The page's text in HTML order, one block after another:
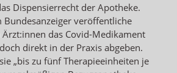
Dispensierrecht der Apotheke.
Bundesanzeiger veröffentliche
das Covid-Medikament
direkt in der Praxis abgeben.
„bis zu fünf Therapieeinheiten je